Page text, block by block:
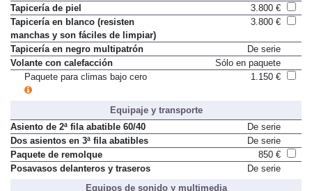
Tapicería de piel
3.800 €
Tapicería en blanco (resisten
manchas y son fáciles de limpiar)
3.800 €
Tapicería en negro multipatrón
De serie
Volante con calefacción
Sólo en paquete
Paquete para climas bajo cero
1.150 €
Equipaje y transporte
Asiento de 2ª fila abatible 60/40
De serie
Dos asientos en 3ª fila abatibles
De serie
Paquete de remolque
850 €
Posavasos delanteros y traseros
De serie
Equipos de sonido y multimedia